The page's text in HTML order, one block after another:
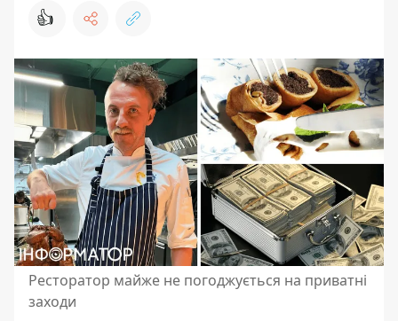
👍
Ресторатор майже не погоджується на приватні
заходи